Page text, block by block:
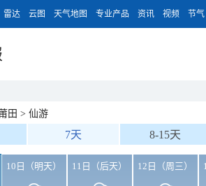
雷达 云图 天气地图 专业产品 资讯 视频 节气
田 > 仙游
7天 8-15天
10日（明天） 11日（后天） 12日（周三）